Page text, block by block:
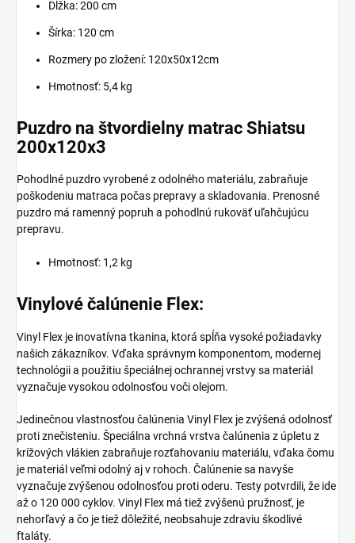
Dĺžka: 200 cm
Šírka: 120 cm
Rozmery po zložení: 120x50x12cm
Hmotnosť: 5,4 kg
Puzdro na štvordielny matrac Shiatsu
200x120x3
Pohodlné puzdro vyrobené z odolného materiálu, zabraňuje
poškodeniu matraca počas prepravy a skladovania. Prenosné
puzdro má ramenný popruh a pohodlnú rukoväť uľahčujúcu
prepravu.
Hmotnosť: 1,2 kg
Vinylové čalúnenie Flex:
Vinyl Flex je inovatívna tkanina, ktorá spĺňa vysoké požiadavky
našich zákazníkov. Vďaka správnym komponentom, modernej
technológii a použitiu špeciálnej ochrannej vrstvy sa materiál
vyznačuje vysokou odolnosťou voči olejom.
Jedinečnou vlastnosťou čalúnenia Vinyl Flex je zvýšená odolnosť
proti znečisteniu. Špeciálna vrchná vrstva čalúnenia z úpletu z
krížových vlákien zabraňuje rozťahovaniu materiálu, vďaka čomu
je materiál veľmi odolný aj v rohoch. Čalúnenie sa navyše
vyznačuje zvýšenou odolnosťou proti oderu. Testy potvrdili, že ide
až o 120 000 cyklov. Vinyl Flex má tiež zvýšenú pružnosť, je
nehorľavý a čo je tiež dôležité, neobsahuje zdraviu škodlivé
ftaláty.